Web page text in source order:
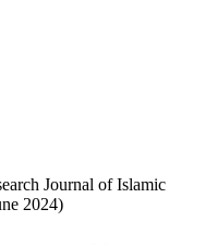
Journal of Islamic
2024)